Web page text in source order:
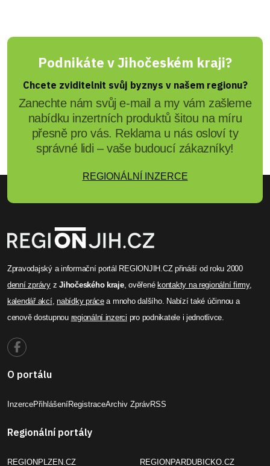
Podnikáte v Jihočeském kraji?
Chcete zviditelnit svůj byznys v našem regionu?
Zanechte nám svůj e-mail a my vám zašleme
nabídku inzertních produktů šitou na míru
přesně pro vás. Reklama u nás osloví ty
správné lidi – vaše budoucí zákazníky!
REGIONÁLNÍ INZERCE
Zpravodajský a informační portál REGIONJIH.CZ přináší od roku 2000
denní zprávyzJihočeského kraje, ověřenékontakty na regionální firmy,
kalendář akcí,nabídky prácea mnoho dalšího. Nabízí také účinnou a
cenově dostupnou regionální inzerci pro podnikatele i jednotlivce.
O portálu
InzercePřihlášeníRegistraceArchiv ZprávRSS
Regionální portály
REGIONPLZEN.CZ REGIONPARDUBICKO.CZ